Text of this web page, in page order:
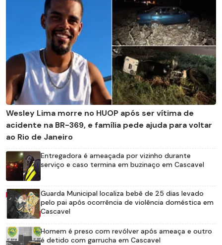
Wesley Lima morre no HUOP após ser vítima de
acidente na BR-369, e família pede ajuda para voltar
ao Rio de Janeiro
Entregadora é ameaçada por vizinho durante
serviço e caso termina em buzinaço em Cascavel
Guarda Municipal localiza bebê de 25 dias levado
pelo pai após ocorrência de violência doméstica em
Cascavel
Homem é preso com revólver após ameaça e outro
é detido com garrucha em Cascavel